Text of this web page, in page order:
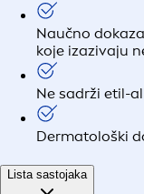
Naučno
koje izazivaju
Ne sadrži etil-
Dermatološki
Lista sastojaka